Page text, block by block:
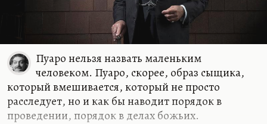
Пуаро нельзя назвать маленьким
человеком. Пуаро, скорее, образ сыщика,
который вмешивается, который не просто
расследует, но и как бы наводит порядок в
проведении, порядок в делах божьих.